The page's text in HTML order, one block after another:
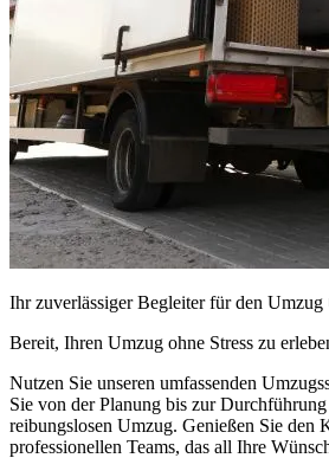
Ihr zuverlässiger Begleiter für den Umzug
Bereit, Ihren Umzug ohne Stress zu
Nutzen Sie unseren umfassenden
Sie von der Planung bis zur
reibungslosen Umzug. Genießen Sie den
professionellen Teams, das all Ihre